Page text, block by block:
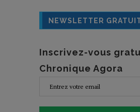
NEWSLETTER
Inscrivez-vous
Chronique Agora